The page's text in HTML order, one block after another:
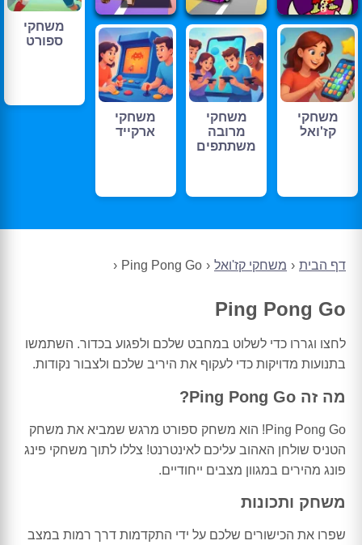
דף הבית משחקי קז'ואל Ping Pong Go
Ping Pong Go
לחצו וגררו כדי לשלוט במחבט שלכם ולפגוע בכדור. השתמשו
בתנועות מדויקות כדי לעקוף את היריב שלכם ולצבור נקודות.
מה זה Ping Pong Go?
Ping Pong Go! הוא משחק ספורט מרגש שמביא את משחק
הטניס שולחן האהוב עליכם לאינטרנט! צללו לתוך משחקי פינג
פונג מהירים במגוון מצבים ייחודיים.
משחק ותכונות
שפרו את הכישורים שלכם על ידי התקדמות דרך רמות במצב
משחקי
ספורט
משחקי
קז'ואל
משחקי
מרובה
משתתפים
משחקי
ארקייד